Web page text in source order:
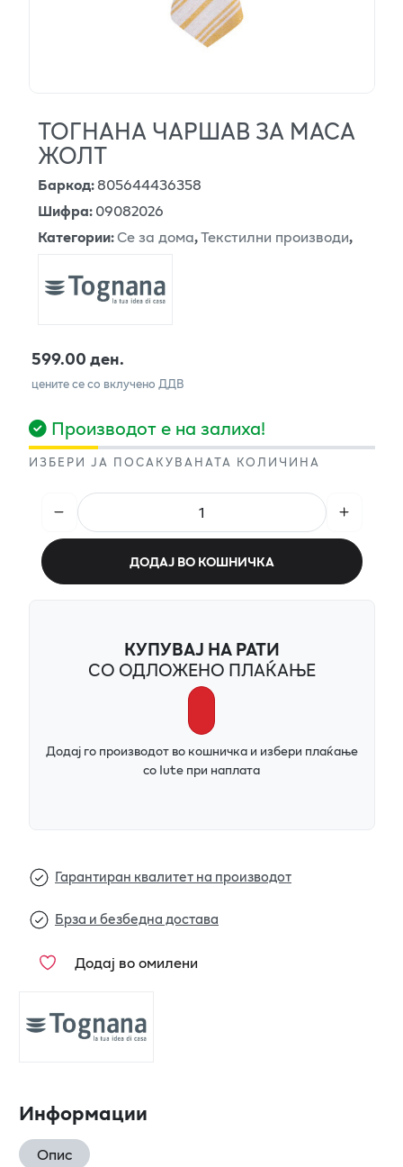
ТОГНАНА ЧАРШАВ ЗА МАСА
ЖОЛТ
Баркод:805644436358
Шифра:09082026
Категории:Се за дома,Текстилни производи,
599.00 ден.
цените се со вклучено ДДВ
Производот е на залиха!
ИЗБЕРИ ЈА ПОСАКУВАНАТА КОЛИЧИНА
ДОДАЈ ВО КОШНИЧКА
КУПУВАЈ НА РАТИ
СО ОДЛОЖЕНО ПЛАЌАЊЕ
Додај го производот во кошничка и избери плаќање
со Iute при наплата
Гарантиран квалитет на производот
Брза и безбедна достава
Додај во омилени
Информации
Опис